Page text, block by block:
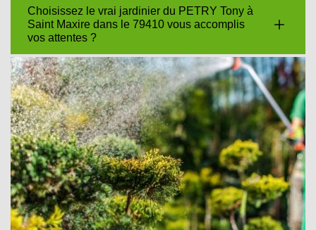
Choisissez le vrai jardinier du PETRY Tony à
Saint Maxire dans le 79410 vous accomplis
vos attentes ?